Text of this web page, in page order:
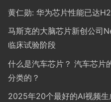
黄仁勋: 华为芯片性能已达
马斯克的大脑芯片新创公司
临床试验阶段
什么是汽车芯片？ 汽车芯片
分类的？
2025年20个最好的AI视频生